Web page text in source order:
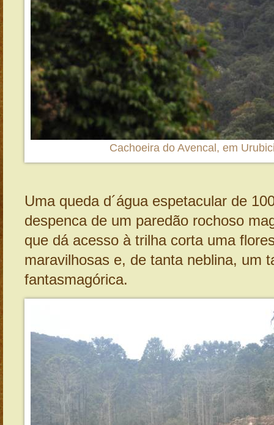
Cachoeira do Avencal, em
Uma queda d´água espetacular de
despenca de um paredão rochoso
que dá acesso à trilha corta uma
maravilhosas e, de tanta neblina, um
fantasmagórica.